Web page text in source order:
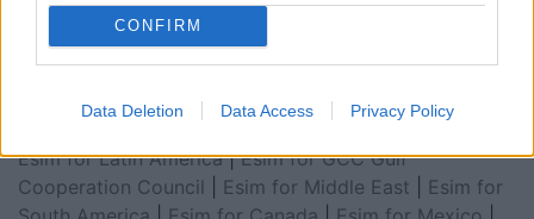
CONFIRM
Data Deletion Data Access Privacy Policy
for Turkey
|Esim for Germany
for Asia|Esim for World Cup 2026
Arabia|Esim for Egypt|Esim for United Arab
Emirates | Esim for Balkans| Esim for Morocco
Esim for Latin America|Esim for GCC Gulf
Cooperation Council
Esim for Middle East
Esim for